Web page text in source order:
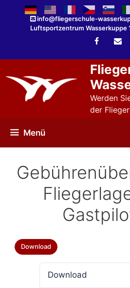
springen
info@fliegerschule-
Luftsportzentrum Wasserkuppe
Werden
der
Menü
Download
Download